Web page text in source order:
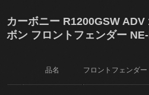
カーボニー R1200GSW
ボン フロントフェンダー
品名 フロントフェンダー